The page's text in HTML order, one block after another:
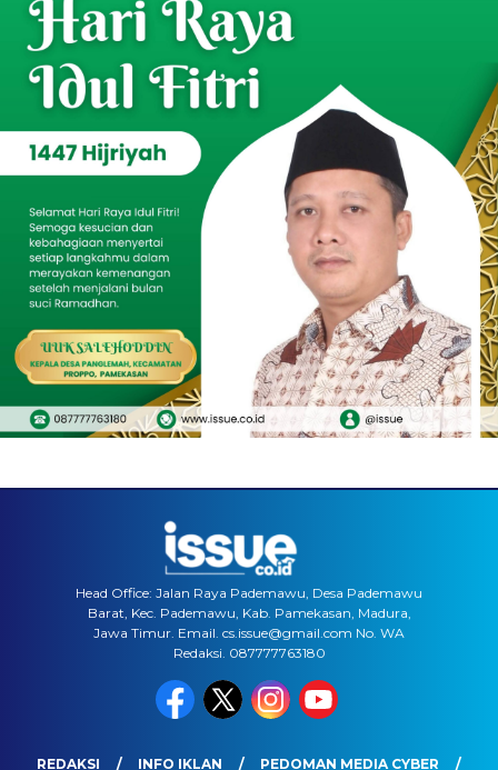
Head Office: Jalan Raya Pademawu, Desa Pademawu
Barat, Kec. Pademawu, Kab. Pamekasan, Madura,
Jawa Timur. Email. cs.issue@gmail.com No. WA
Redaksi. 087777763180
REDAKSI INFO IKLAN PEDOMAN MEDIA CYBER